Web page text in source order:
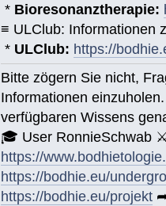
* Bioresonanztherapie:
≡ ULClub: Informationen
* ULClub: https://
Bitte zögern Sie nicht,
Informationen
verfügbaren Wissens
🎓 User RonnieSchwab
https://
https://bodhie.eu/
https://bodhie.eu/projekt